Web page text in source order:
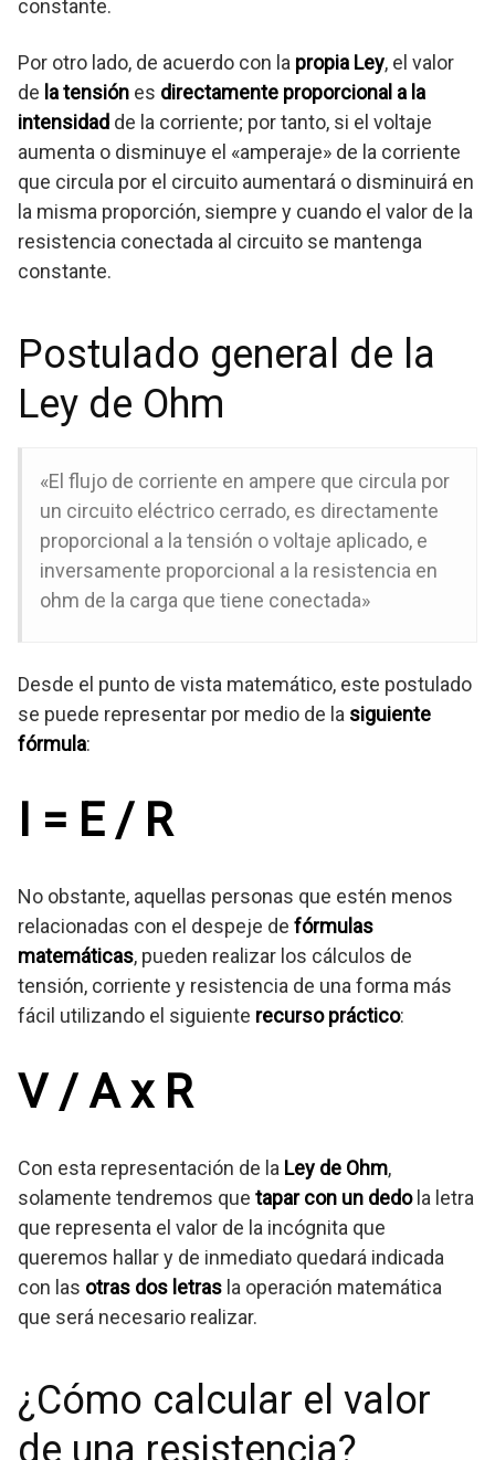
constante.
Por otro lado, de acuerdo con la propia Ley, el valor
de la tensión es directamente proporcional a la
intensidad de la corriente; por tanto, si el voltaje
aumenta o disminuye el «amperaje» de la corriente
que circula por el circuito aumentará o disminuirá en
la misma proporción, siempre y cuando el valor de la
resistencia conectada al circuito se mantenga
constante.
Postulado general de la
Ley de Ohm
«El flujo de corriente en ampere que circula por
un circuito eléctrico cerrado, es directamente
proporcional a la tensión o voltaje aplicado, e
inversamente proporcional a la resistencia en
ohm de la carga que tiene conectada»
Desde el punto de vista matemático, este postulado
se puede representar por medio de la siguiente
fórmula:
I = E / R
No obstante, aquellas personas que estén menos
relacionadas con el despeje de fórmulas
matemáticas, pueden realizar los cálculos de
tensión, corriente y resistencia de una forma más
fácil utilizando el siguiente recurso práctico:
V / A x R
Con esta representación de la Ley de Ohm,
solamente tendremos que tapar con un dedola letra
que representa el valor de la incógnita que
queremos hallar y de inmediato quedará indicada
con las otras dos letras la operación matemática
que será necesario realizar.
¿Cómo calcular el valor
de una resistencia?